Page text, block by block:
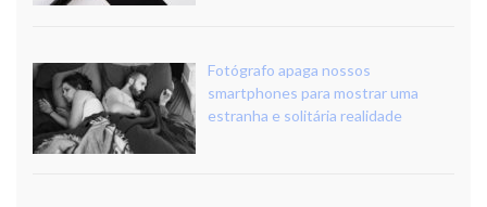
Fotógrafo apaga nossos
smartphones para mostrar uma
estranha e solitária realidade